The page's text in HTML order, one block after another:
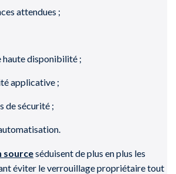
attendues ;
haute disponibilité ;
applicative ;
de sécurité ;
sourceséduisent de plus en plus les
éviter le verrouillage propriétaire tout